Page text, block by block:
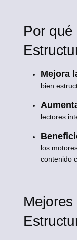
Por
Mejora
bien
lectores
los
contenido